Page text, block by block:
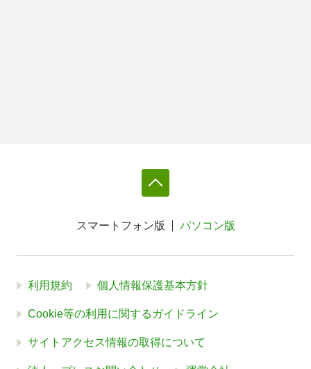
スマートフォン版 パソコン版
利用規約 個人情報保護基本方針
Cookie等の利用に関するガイドライン
サイトアクセス情報の取得について